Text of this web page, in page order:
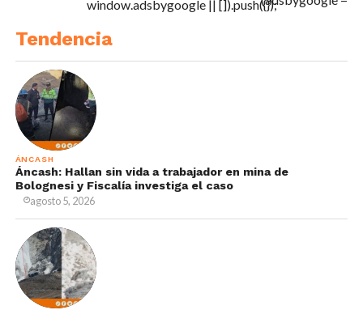
window.adsbygoogle || []).push({});
Tendencia
ÁNCASH
Áncash: Hallan sin vida a trabajador en mina de
Bolognesi y Fiscalía investiga el caso
agosto 5, 2026